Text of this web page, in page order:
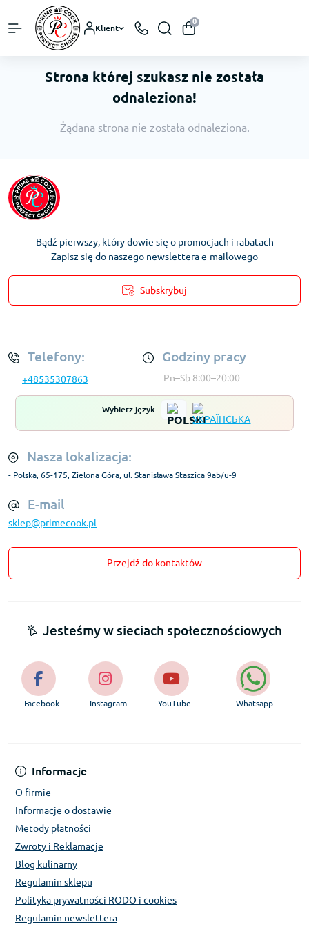
Klient
0
Strona której szukasz nie została
odnaleziona!
Żądana strona nie została odnaleziona.
Bądź pierwszy, który dowie się o promocjach i rabatach
Zapisz się do naszego newslettera e-mailowego
Subskrybuj
Telefony:
+48535307863
Godziny pracy
Pn–Sb 8:00–20:00
Wybierz język
Nasza lokalizacja:
- Polska, 65-175, Zielona Góra, ul. Stanisława Staszica 9ab/u-9
E-mail
sklep@primecook.pl
Przejdź do kontaktów
Informacje
O firmie
Informacje o dostawie
Metody płatności
Zwroty i Reklamacje
Blog kulinarny
Regulamin sklepu
Polityka prywatności RODO i cookies
Regulamin newslettera
Jesteśmy w sieciach społecznościowych
Facebook Instagram YouTube Whatsapp